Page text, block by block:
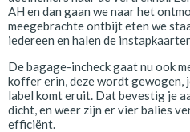
AH en dan gaan we naar het
meegebrachte ontbijt eten we
iedereen en halen de
De bagage-incheck gaat nu ook
koffer erin, deze wordt gewogen,
label komt eruit. Dat bevestig je
dicht, en weer zijn er vier balies
efficiënt.